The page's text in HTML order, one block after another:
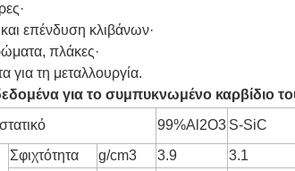
επένδυση κλιβάνων·
πλάκες·
για τη μεταλλουργία.
για το συμπυκνωμένο καρβίδιο
99%Al2O3 S-SiC
Σφιχτότητα g/cm3 3.9 3.1